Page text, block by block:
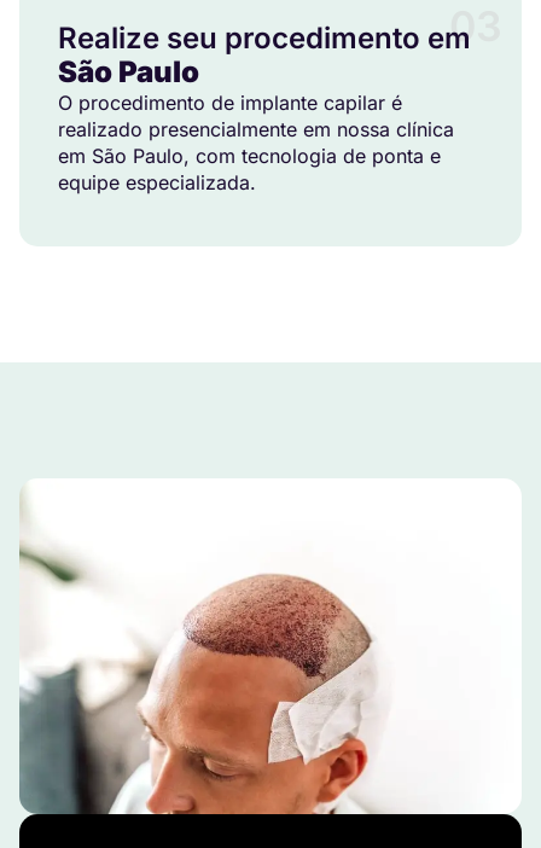
03
Realize seu procedimento em
São Paulo
O procedimento de implante capilar é
realizado presencialmente em nossa clínica
em São Paulo, com tecnologia de ponta e
equipe especializada.